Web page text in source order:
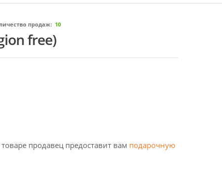
продаж: 10
free)
продавец предоставит вам подарочную